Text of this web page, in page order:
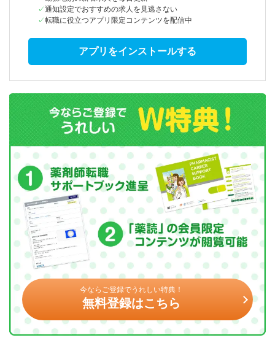
通知設定でおすすめの求人を見逃さない
転職に役立つアプリ限定コンテンツを配信中
アプリをインストールする
今ならご登録でうれしい特典！
無料登録はこちら